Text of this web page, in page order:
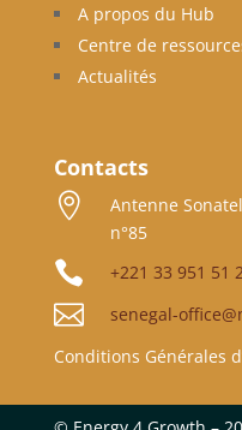
A propos du Hub
Centre de
Actualités
Contacts

Antenne
n°85
 +221 33 951 51

senegal-
Conditions Générales